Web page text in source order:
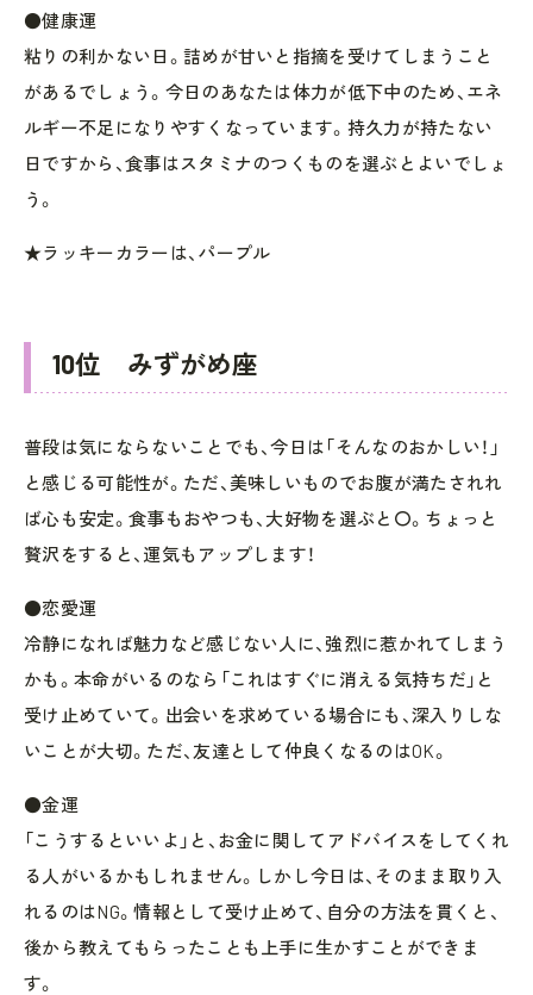
●健康運
粘りの利かない日。詰めが甘いと指摘を受けてしまうこと
があるでしょう。今日のあなたは体力が低下中のため、エネ
ルギー不足になりやすくなっています。持久力が持たない
日ですから、食事はスタミナのつくものを選ぶとよいでしょ
う。
★ラッキーカラーは、パープル
10位 みずがめ座
普段は気にならないことでも、今日は「そんなのおかしい！」
と感じる可能性が。ただ、美味しいものでお腹が満たされれ
ば心も安定。食事もおやつも、大好物を選ぶと〇。ちょっと
贅沢をすると、運気もアップします！
●恋愛運
冷静になれば魅力など感じない人に、強烈に惹かれてしまう
かも。本命がいるのなら「これはすぐに消える気持ちだ」と
受け止めていて。出会いを求めている場合にも、深入りしな
いことが大切。ただ、友達として仲良くなるのはOK。
●金運
「こうするといいよ」と、お金に関してアドバイスをしてくれ
る人がいるかもしれません。しかし今日は、そのまま取り入
れるのはNG。情報として受け止めて、自分の方法を貫くと、
後から教えてもらったことも上手に生かすことができま
す。